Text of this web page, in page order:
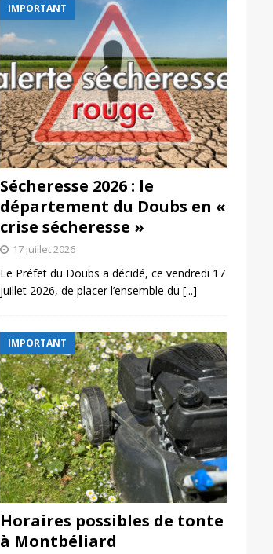
IMPORTANT
Sécheresse 2026 : le
département du Doubs en «
crise sécheresse »
17 juillet 2026
Le Préfet du Doubs a décidé, ce vendredi 17
juillet 2026, de placer l’ensemble du [...]
IMPORTANT
Horaires possibles de tonte
à Montbéliard